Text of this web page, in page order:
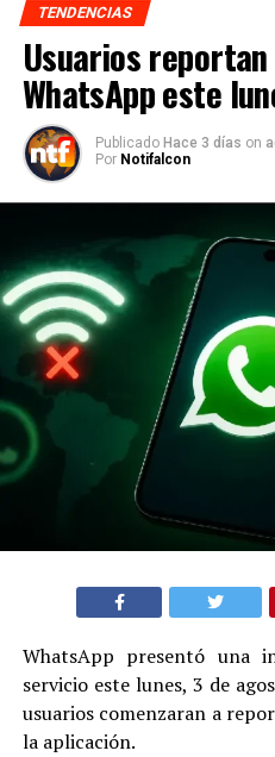
TENDENCIAS
Usuarios
WhatsApp este
Publicado Hace 3 días on
Por Notifalcon
WhatsApp presentó una
servicio este lunes, 3 de
usuarios comenzaran a
la aplicación.